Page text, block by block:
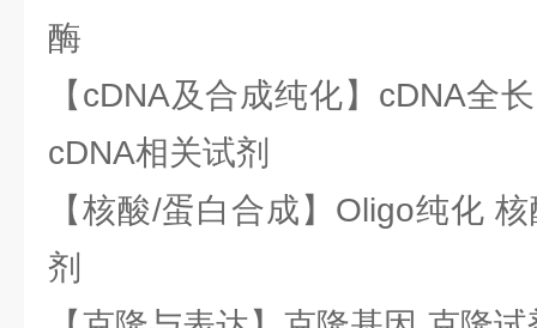
酶
【cDNA及合成纯化】cDNA全
cDNA相关试剂
【核酸/蛋白合成】Oligo纯化
剂